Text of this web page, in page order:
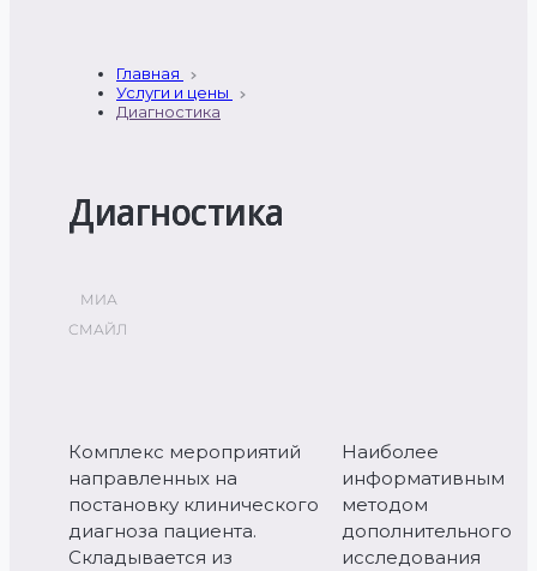
Главная
Услуги и цены
Диагностика
Диагностика
МИА
СМАЙЛ
Комплекс мероприятий
направленных на
постановку клинического
диагноза пациента.
Складывается из
Наиболее
информативным
методом
дополнительного
исследования